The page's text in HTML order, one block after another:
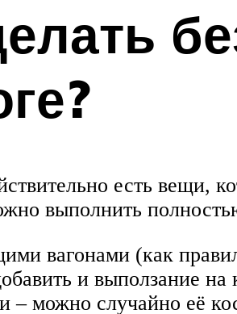
есть вещи,
выполнить
вагонами (как
и выползание
– можно случайно её